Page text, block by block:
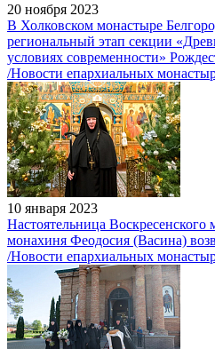
20 ноября 2023
В Холковском монастыре
региональный этап секции
условиях современности»
/Новости епархиальных
10 января 2023
Настоятельница Воскресенского
монахиня Феодосия (Васина)
/Новости епархиальных